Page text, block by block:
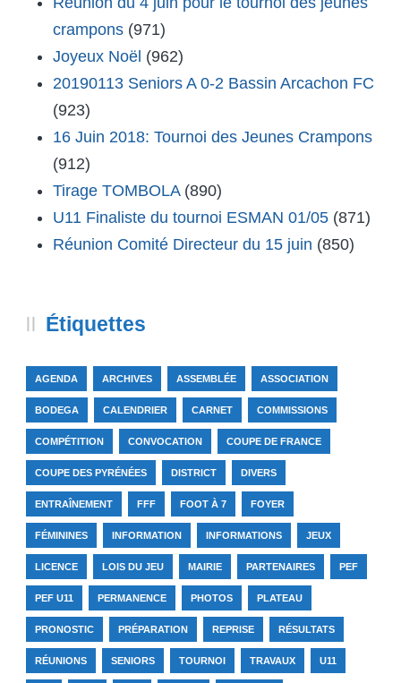
crampons (971)
Joyeux Noël (962)
20190113 Seniors A 0-2 Bassin Arcachon FC
(923)
16 Juin 2018: Tournoi des Jeunes Crampons
(912)
Tirage TOMBOLA (890)
U11 Finaliste du tournoi ESMAN 01/05 (871)
Réunion Comité Directeur du 15 juin (850)
Étiquettes
AGENDA ARCHIVES ASSEMBLÉE ASSOCIATION
BODEGA CALENDRIER CARNET COMMISSIONS
COMPÉTITION CONVOCATION COUPE DE FRANCE
COUPE DES PYRÉNÉES DISTRICT DIVERS
ENTRAÎNEMENT FFF FOOT À 7 FOYER
FÉMININES INFORMATION INFORMATIONS JEUX
LICENCE LOIS DU JEU MAIRIE PARTENAIRES PEF
PEF U11 PERMANENCE PHOTOS PLATEAU
PRONOSTIC PRÉPARATION REPRISE RÉSULTATS
RÉUNIONS SENIORS TOURNOI TRAVAUX U11